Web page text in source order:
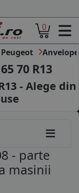
0
Anvelope
70 R13
- Alege din
- parte
masinii